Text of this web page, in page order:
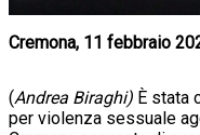
Cremona, 11 febbraio
(Andrea Biraghi) È stata
per violenza sessuale